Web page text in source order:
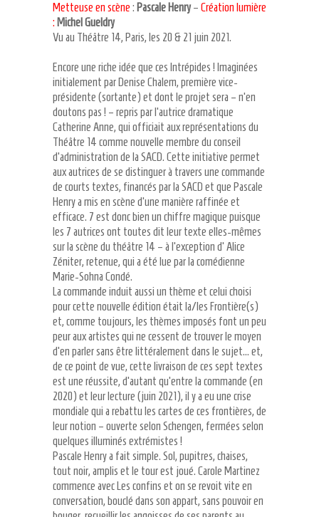
Metteuse en scène : Pascale Henry– Création lumière
: Michel Gueldry
Vu au Théâtre 14, Paris, les 20 & 21 juin 2021.
Encore une riche idée que ces Intrépides ! Imaginées
initialement par Denise Chalem, première vice-
présidente (sortante) et dont le projet sera – n’en
doutons pas ! – repris par l’autrice dramatique
Catherine Anne, qui officiait aux représentations du
Théâtre 14 comme nouvelle membre du conseil
d’administration de la SACD. Cette initiative permet
aux autrices de se distinguer à travers une commande
de courts textes, financés par la SACD et que Pascale
Henry a mis en scène d’une manière raffinée et
efficace. 7 est donc bien un chiffre magique puisque
les 7 autrices ont toutes dit leur texte elles-mêmes
sur la scène du théâtre 14 – à l’exception d’ Alice
Zéniter, retenue, qui a été lue par la comédienne
Marie-Sohna Condé.
La commande induit aussi un thème et celui choisi
pour cette nouvelle édition était la/les Frontière(s)
et, comme toujours, les thèmes imposés font un peu
peur aux artistes qui ne cessent de trouver le moyen
d’en parler sans être littéralement dans le sujet… et,
de ce point de vue, cette livraison de ces sept textes
est une réussite, d’autant qu’entre la commande (en
2020) et leur lecture (juin 2021), il y a eu une crise
mondiale qui a rebattu les cartes de ces frontières, de
leur notion – ouverte selon Schengen, fermées selon
quelques illuminés extrémistes !
Pascale Henry a fait simple. Sol, pupitres, chaises,
tout noir, amplis et le tour est joué. Carole Martinez
commence avec Les confins et on se revoit vite en
conversation, bouclé dans son appart, sans pouvoir en